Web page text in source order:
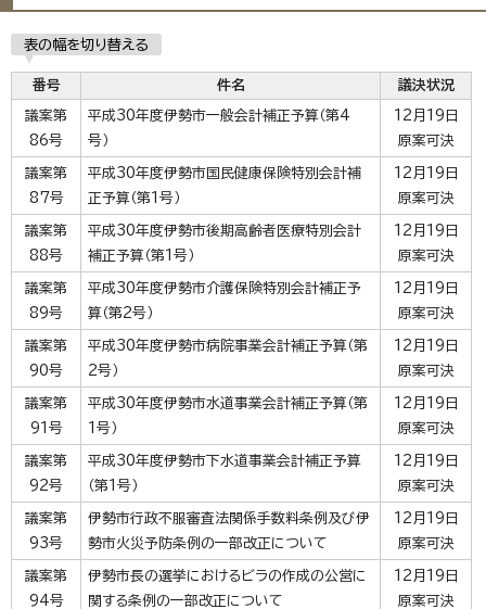
表の幅を切り替える
番号 件名 議決状況
議案第
86号
平成30年度伊勢市一般会計補正予算（第4
号）
12月19日
原案可決
議案第
87号
平成30年度伊勢市国民健康保険特別会計補
正予算（第1号）
12月19日
原案可決
議案第
88号
平成30年度伊勢市後期高齢者医療特別会計
補正予算（第1号）
12月19日
原案可決
議案第
89号
平成30年度伊勢市介護保険特別会計補正予
算（第2号）
12月19日
原案可決
議案第
90号
平成30年度伊勢市病院事業会計補正予算（第
2号）
12月19日
原案可決
議案第
91号
平成30年度伊勢市水道事業会計補正予算（第
1号）
12月19日
原案可決
議案第
92号
平成30年度伊勢市下水道事業会計補正予算
（第1号）
12月19日
原案可決
議案第
93号
伊勢市行政不服審査法関係手数料条例及び伊
勢市火災予防条例の一部改正について
12月19日
原案可決
議案第
94号
伊勢市長の選挙におけるビラの作成の公営に
関する条例の一部改正について
12月19日
原案可決